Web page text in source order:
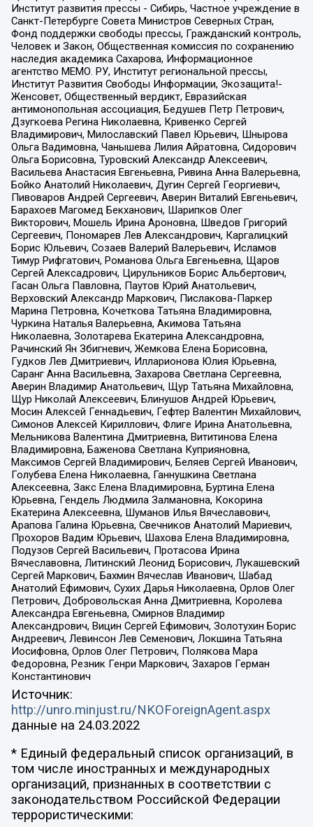
Институт развития прессы - Сибирь, Частное учреждение в
Санкт-Петербурге Совета Министров Северных Стран,
Фонд поддержки свободы прессы, Гражданский контроль,
Человек и Закон, Общественная комиссия по сохранению
наследия академика Сахарова, Информационное
агентство МЕМО. РУ, Институт региональной прессы,
Институт Развития Свободы Информации, Экозащита!-
Женсовет, Общественный вердикт, Евразийская
антимонопольная ассоциация, Бедушев Петр Петрович,
Дзугкоева Регина Николаевна, Кривенко Сергей
Владимирович, Милославский Павел Юрьевич, Шнырова
Ольга Вадимовна, Чанышева Лилия Айратовна, Сидорович
Ольга Борисовна, Туровский Александр Алексеевич,
Васильева Анастасия Евгеньевна, Ривина Анна Валерьевна,
Бойко Анатолий Николаевич, Дугин Сергей Георгиевич,
Пивоваров Андрей Сергеевич, Аверин Виталий Евгеньевич,
Барахоев Магомед Бекханович, Шарипков Олег
Викторович, Мошель Ирина Ароновна, Шведов Григорий
Сергеевич, Пономарев Лев Александрович, Каргалицкий
Борис Юльевич, Созаев Валерий Валерьевич, Исламов
Тимур Рифгатович, Романова Ольга Евгеньевна, Щаров
Сергей Алексадрович, Цирульников Борис Альбертович,
Гасан Ольга Павловна, Паутов Юрий Анатольевич,
Верховский Александр Маркович, Пислакова-Паркер
Марина Петровна, Кочеткова Татьяна Владимировна,
Чуркина Наталья Валерьевна, Акимова Татьяна
Николаевна, Золотарева Екатерина Александровна,
Рачинский Ян Збигневич, Жемкова Елена Борисовна,
Гудков Лев Дмитриевич, Илларионова Юлия Юрьевна,
Саранг Анна Васильевна, Захарова Светлана Сергеевна,
Аверин Владимир Анатольевич, Щур Татьяна Михайловна,
Щур Николай Алексеевич, Блинушов Андрей Юрьевич,
Мосин Алексей Геннадьевич, Гефтер Валентин Михайлович,
Симонов Алексей Кириллович, Флиге Ирина Анатольевна,
Мельникова Валентина Дмитриевна, Вититинова Елена
Владимировна, Баженова Светлана Куприяновна,
Максимов Сергей Владимирович, Беляев Сергей Иванович,
Голубева Елена Николаевна, Ганнушкина Светлана
Алексеевна, Закс Елена Владимировна, Буртина Елена
Юрьевна, Гендель Людмила Залмановна, Кокорина
Екатерина Алексеевна, Шуманов Илья Вячеславович,
Арапова Галина Юрьевна, Свечников Анатолий Мариевич,
Прохоров Вадим Юрьевич, Шахова Елена Владимировна,
Подузов Сергей Васильевич, Протасова Ирина
Вячеславовна, Литинский Леонид Борисович, Лукашевский
Сергей Маркович, Бахмин Вячеслав Иванович, Шабад
Анатолий Ефимович, Сухих Дарья Николаевна, Орлов Олег
Петрович, Добровольская Анна Дмитриевна, Королева
Александра Евгеньевна, Смирнов Владимир
Александрович, Вицин Сергей Ефимович, Золотухин Борис
Андреевич, Левинсон Лев Семенович, Локшина Татьяна
Иосифовна, Орлов Олег Петрович, Полякова Мара
Федоровна, Резник Генри Маркович, Захаров Герман
Константинович
Источник:
http://unro.minjust.ru/NKOForeignAgent.aspx
данные на 24.03.2022
* Единый федеральный список организаций, в
том числе иностранных и международных
организаций, признанных в соответствии с
законодательством Российской Федерации
террористическими: